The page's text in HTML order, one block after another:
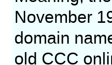
November
domain
old CCC